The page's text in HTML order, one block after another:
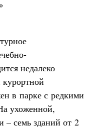
недалеко
в парке с редкими
ухоженной,
– семь зданий от 2